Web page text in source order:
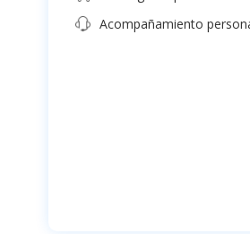
Acompañamiento